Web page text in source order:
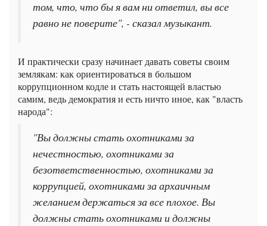
том, что, что бы я вам ни ответил, вы все
равно не поверите", - сказал музыкант.
И практически сразу начинает давать советы своим
землякам: как ориентироваться в большом
коррупционном кодле и стать настоящей властью
самим, ведь демократия и есть ничто иное, как "власть
народа":
"Вы должны стать охотниками за
нечестностью, охотниками за
безответственностью, охотниками за
коррупцией, охотниками за архаичным
желанием держаться за все плохое. Вы
должны стать охотниками и должны